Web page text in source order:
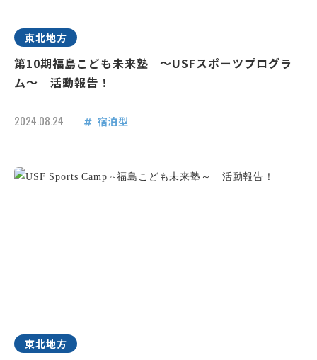
東北地方
第10期福島こども未来塾 ～USFスポーツプログラ
ム～ 活動報告！
2024.08.24 宿泊型
東北地方